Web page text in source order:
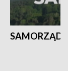
SAMORZĄD